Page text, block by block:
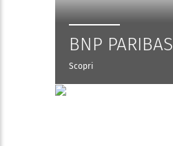
BNP PARIBAS
Scopri